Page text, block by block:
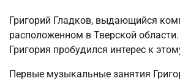
Григорий Гладков, выдающийся
расположенном в Тверской
Григория пробудился интерес к
Первые музыкальные занятия